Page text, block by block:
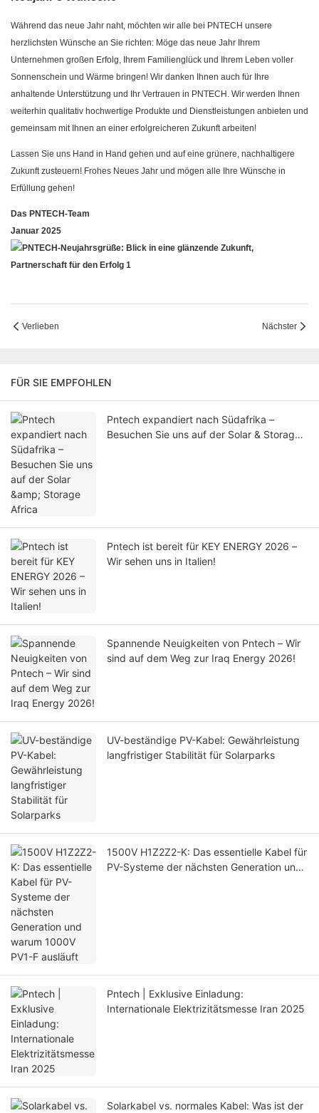
Während das neue Jahr naht, möchten wir alle bei PNTECH unsere
herzlichsten Wünsche an Sie richten: Möge das neue Jahr Ihrem
Unternehmen großen Erfolg, Ihrem Familienglück und Ihrem Leben voller
Sonnenschein und Wärme bringen! Wir danken Ihnen auch für Ihre
anhaltende Unterstützung und Ihr Vertrauen in PNTECH. Wir werden Ihnen
weiterhin qualitativ hochwertige Produkte und Dienstleistungen anbieten und
gemeinsam mit Ihnen an einer erfolgreicheren Zukunft arbeiten!
Lassen Sie uns Hand in Hand gehen und auf eine grünere, nachhaltigere
Zukunft zusteuern! Frohes Neues Jahr und mögen alle Ihre Wünsche in
Erfüllung gehen!
Das PNTECH-Team
Januar 2025
Verlieben Nächster
FÜR SIE EMPFOHLEN
Pntech expandiert nach Südafrika –
Besuchen Sie uns auf der Solar & Storage
Pntech ist bereit für KEY ENERGY 2026 –
Wir sehen uns in Italien!
Spannende Neuigkeiten von Pntech – Wir
sind auf dem Weg zur Iraq Energy 2026!
UV-beständige PV-Kabel: Gewährleistung
langfristiger Stabilität für Solarparks
1500V H1Z2Z2-K: Das essentielle Kabel für
PV-Systeme der nächsten Generation und
Pntech | Exklusive Einladung:
Internationale Elektrizitätsmesse Iran 2025
Solarkabel vs. normales Kabel: Was ist der